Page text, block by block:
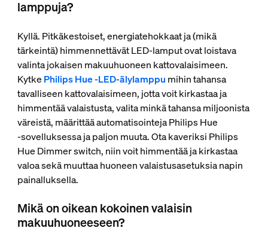
lamppuja?
Kyllä. Pitkäkestoiset, energiatehokkaat ja (mikä
tärkeintä) himmennettävät LED-lamput ovat loistava
valinta jokaisen makuuhuoneen kattovalaisimeen.
Kytke Philips Hue ‑LED-älylamppu mihin tahansa
tavalliseen kattovalaisimeen, jotta voit kirkastaa ja
himmentää valaistusta, valita minkä tahansa miljoonista
väreistä, määrittää automatisointeja Philips Hue
‑sovelluksessa ja paljon muuta. Ota kaveriksi Philips
Hue Dimmer switch, niin voit himmentää ja kirkastaa
valoa sekä muuttaa huoneen valaistusasetuksia napin
painalluksella.
Mikä on oikean kokoinen valaisin
makuuhuoneeseen?